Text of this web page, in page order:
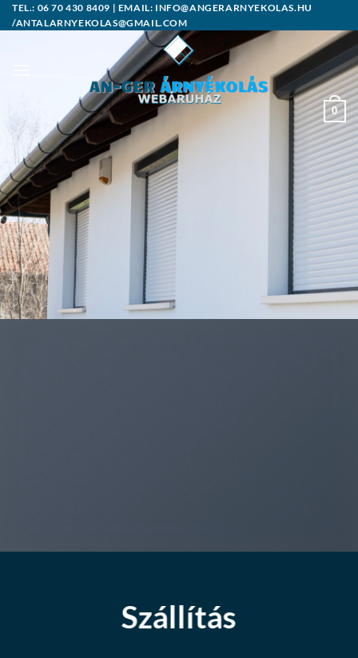
Skip
to
TEL.: 06 70 430 8409 | EMAIL: INFO@ANGERARNYEKOLAS.HU
/ANTALARNYEKOLAS@GMAIL.COM
0
Szállítás